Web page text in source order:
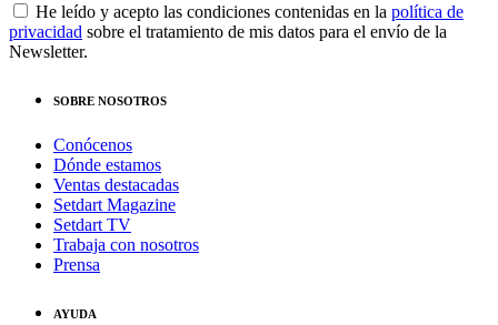
He leído y acepto las condiciones contenidas en la política de
privacidad sobre el tratamiento de mis datos para el envío de la
Newsletter.
SOBRE NOSOTROS
Conócenos
Dónde estamos
Ventas destacadas
Setdart Magazine
Setdart TV
Trabaja con nosotros
Prensa
AYUDA